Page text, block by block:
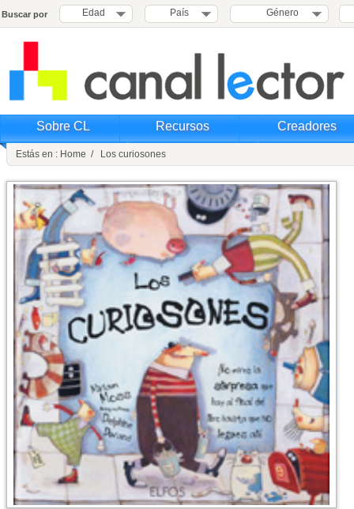
Buscar por Edad País Género
Sobre CL Recursos Creadores
Estás en : Home / Los curiosones